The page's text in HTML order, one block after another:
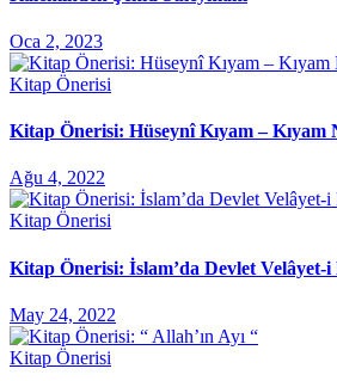
Oca 2, 2023
Kitap Önerisi
Kitap Önerisi: Hüseynî Kıyam – Kıyam
Ağu 4, 2022
Kitap Önerisi
Kitap Önerisi: İslam’da Devlet Velâyet-i
May 24, 2022
Kitap Önerisi